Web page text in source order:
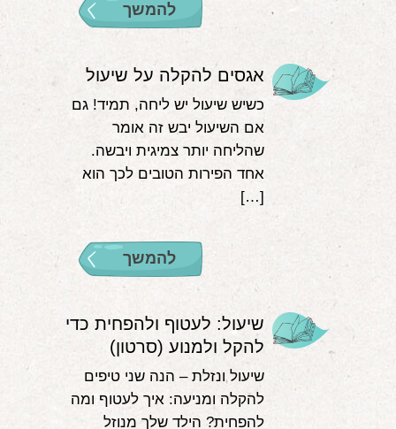
להמשך
אגסים להקלה על שיעול
כשיש שיעול יש ליחה, תמיד! גם
אם השיעול יבש זה אומר
שהליחה יותר צמיגית ויבשה.
אחד הפירות הטובים לכך הוא
[…]
להמשך
שיעול: לעטוף ולהפחית כדי
להקל ולמנוע (סרטון)
שיעול ונזלת – הנה שני טיפים
להקלה ומניעה: איך לעטוף ומה
להפחית? הילד שלך מנוזל